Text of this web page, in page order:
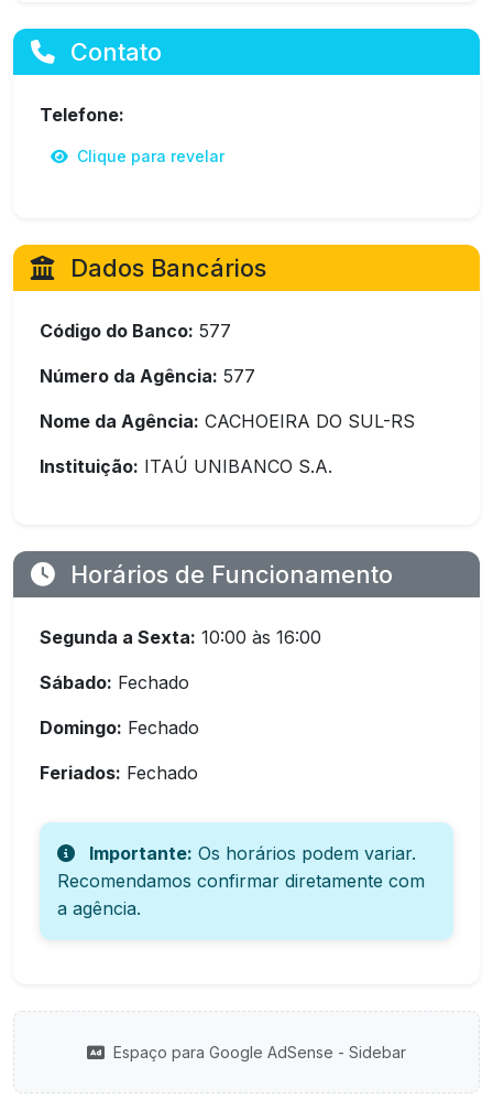
Contato
Telefone:
Clique para revelar
Dados Bancários
Código do Banco: 577
Número da Agência: 577
Nome da Agência: CACHOEIRA DO SUL-RS
Instituição: ITAÚ UNIBANCO S.A.
Horários de Funcionamento
Segunda a Sexta: 10:00 às 16:00
Sábado: Fechado
Domingo: Fechado
Feriados: Fechado
Importante: Os horários podem variar.
Recomendamos confirmar diretamente com
a agência.
Espaço para Google AdSense - Sidebar